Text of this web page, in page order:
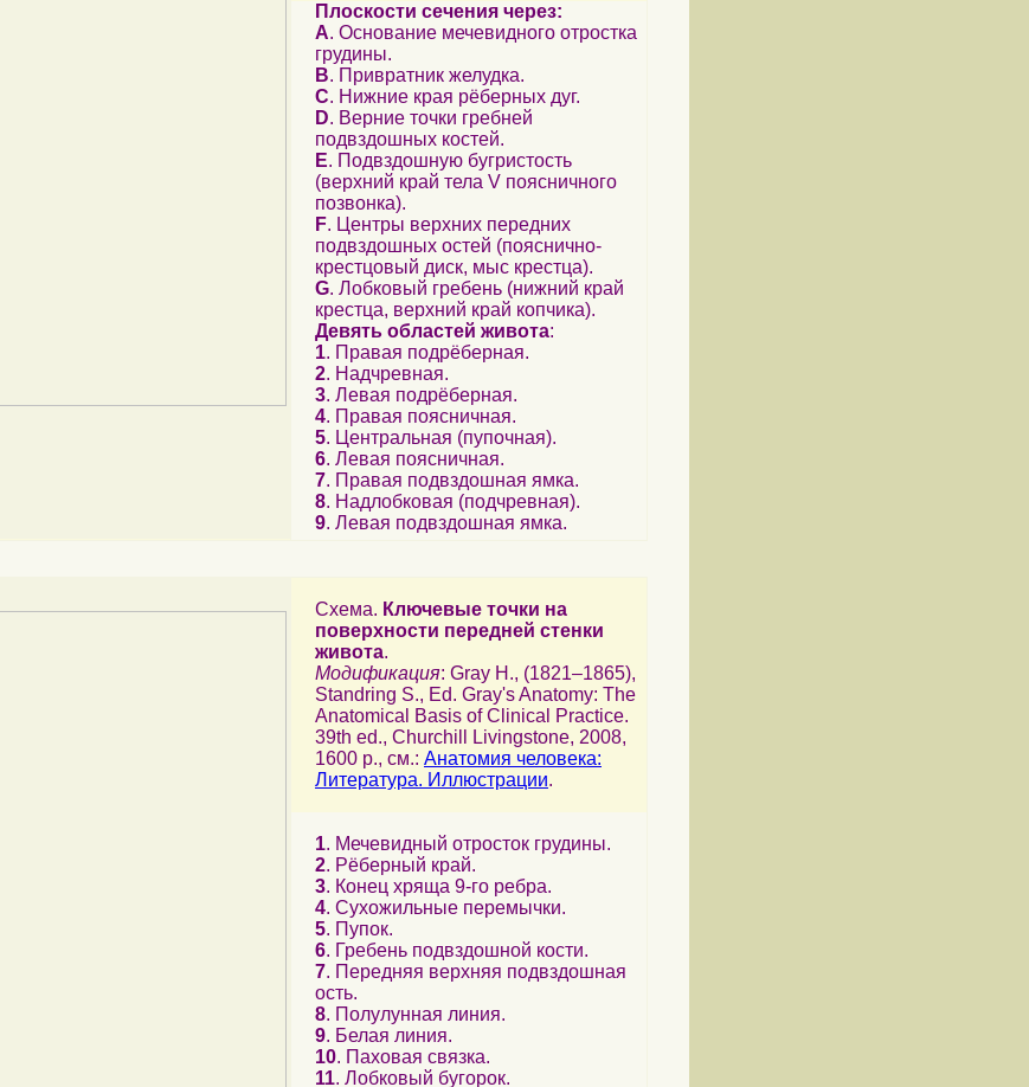
Плоскости сечения через:
A. Основание мечевидного отростка
грудины.
B. Привратник желудка.
C. Нижние края рёберных дуг.
D. Верние точки гребней
подвздошных костей.
E. Подвздошную бугристость
(верхний край тела V поясничного
позвонка).
F. Центры верхних передних
подвздошных остей (пояснично-
крестцовый диск, мыс крестца).
G. Лобковый гребень (нижний край
крестца, верхний край копчика).
Девять областей живота:
1. Правая подрёберная.
2. Надчревная.
3. Левая подрёберная.
4. Правая поясничная.
5. Центральная (пупочная).
6. Левая поясничная.
7. Правая подвздошная ямка.
8. Надлобковая (подчревная).
9. Левая подвздошная ямка.
Схема. Ключевые точки на
поверхности передней стенки
живота.
Модификация: Gray H., (1821–1865),
Standring S., Ed. Gray's Anatomy: The
Anatomical Basis of Clinical Practice.
39th ed., Churchill Livingstone, 2008,
1600 p., см.: Анатомия человека:
Литература. Иллюстрации.
1. Мечевидный отросток грудины.
2. Рёберный край.
3. Конец хряща 9-го ребра.
4. Сухожильные перемычки.
5. Пупок.
6. Гребень подвздошной кости.
7. Передняя верхняя подвздошная
ость.
8. Полулунная линия.
9. Белая линия.
10. Паховая связка.
11. Лобковый бугорок.